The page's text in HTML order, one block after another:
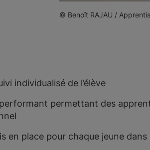
© Benoît RAJAU / Apprentis
individualisé de l’élève
permettant des
en place pour chaque jeune